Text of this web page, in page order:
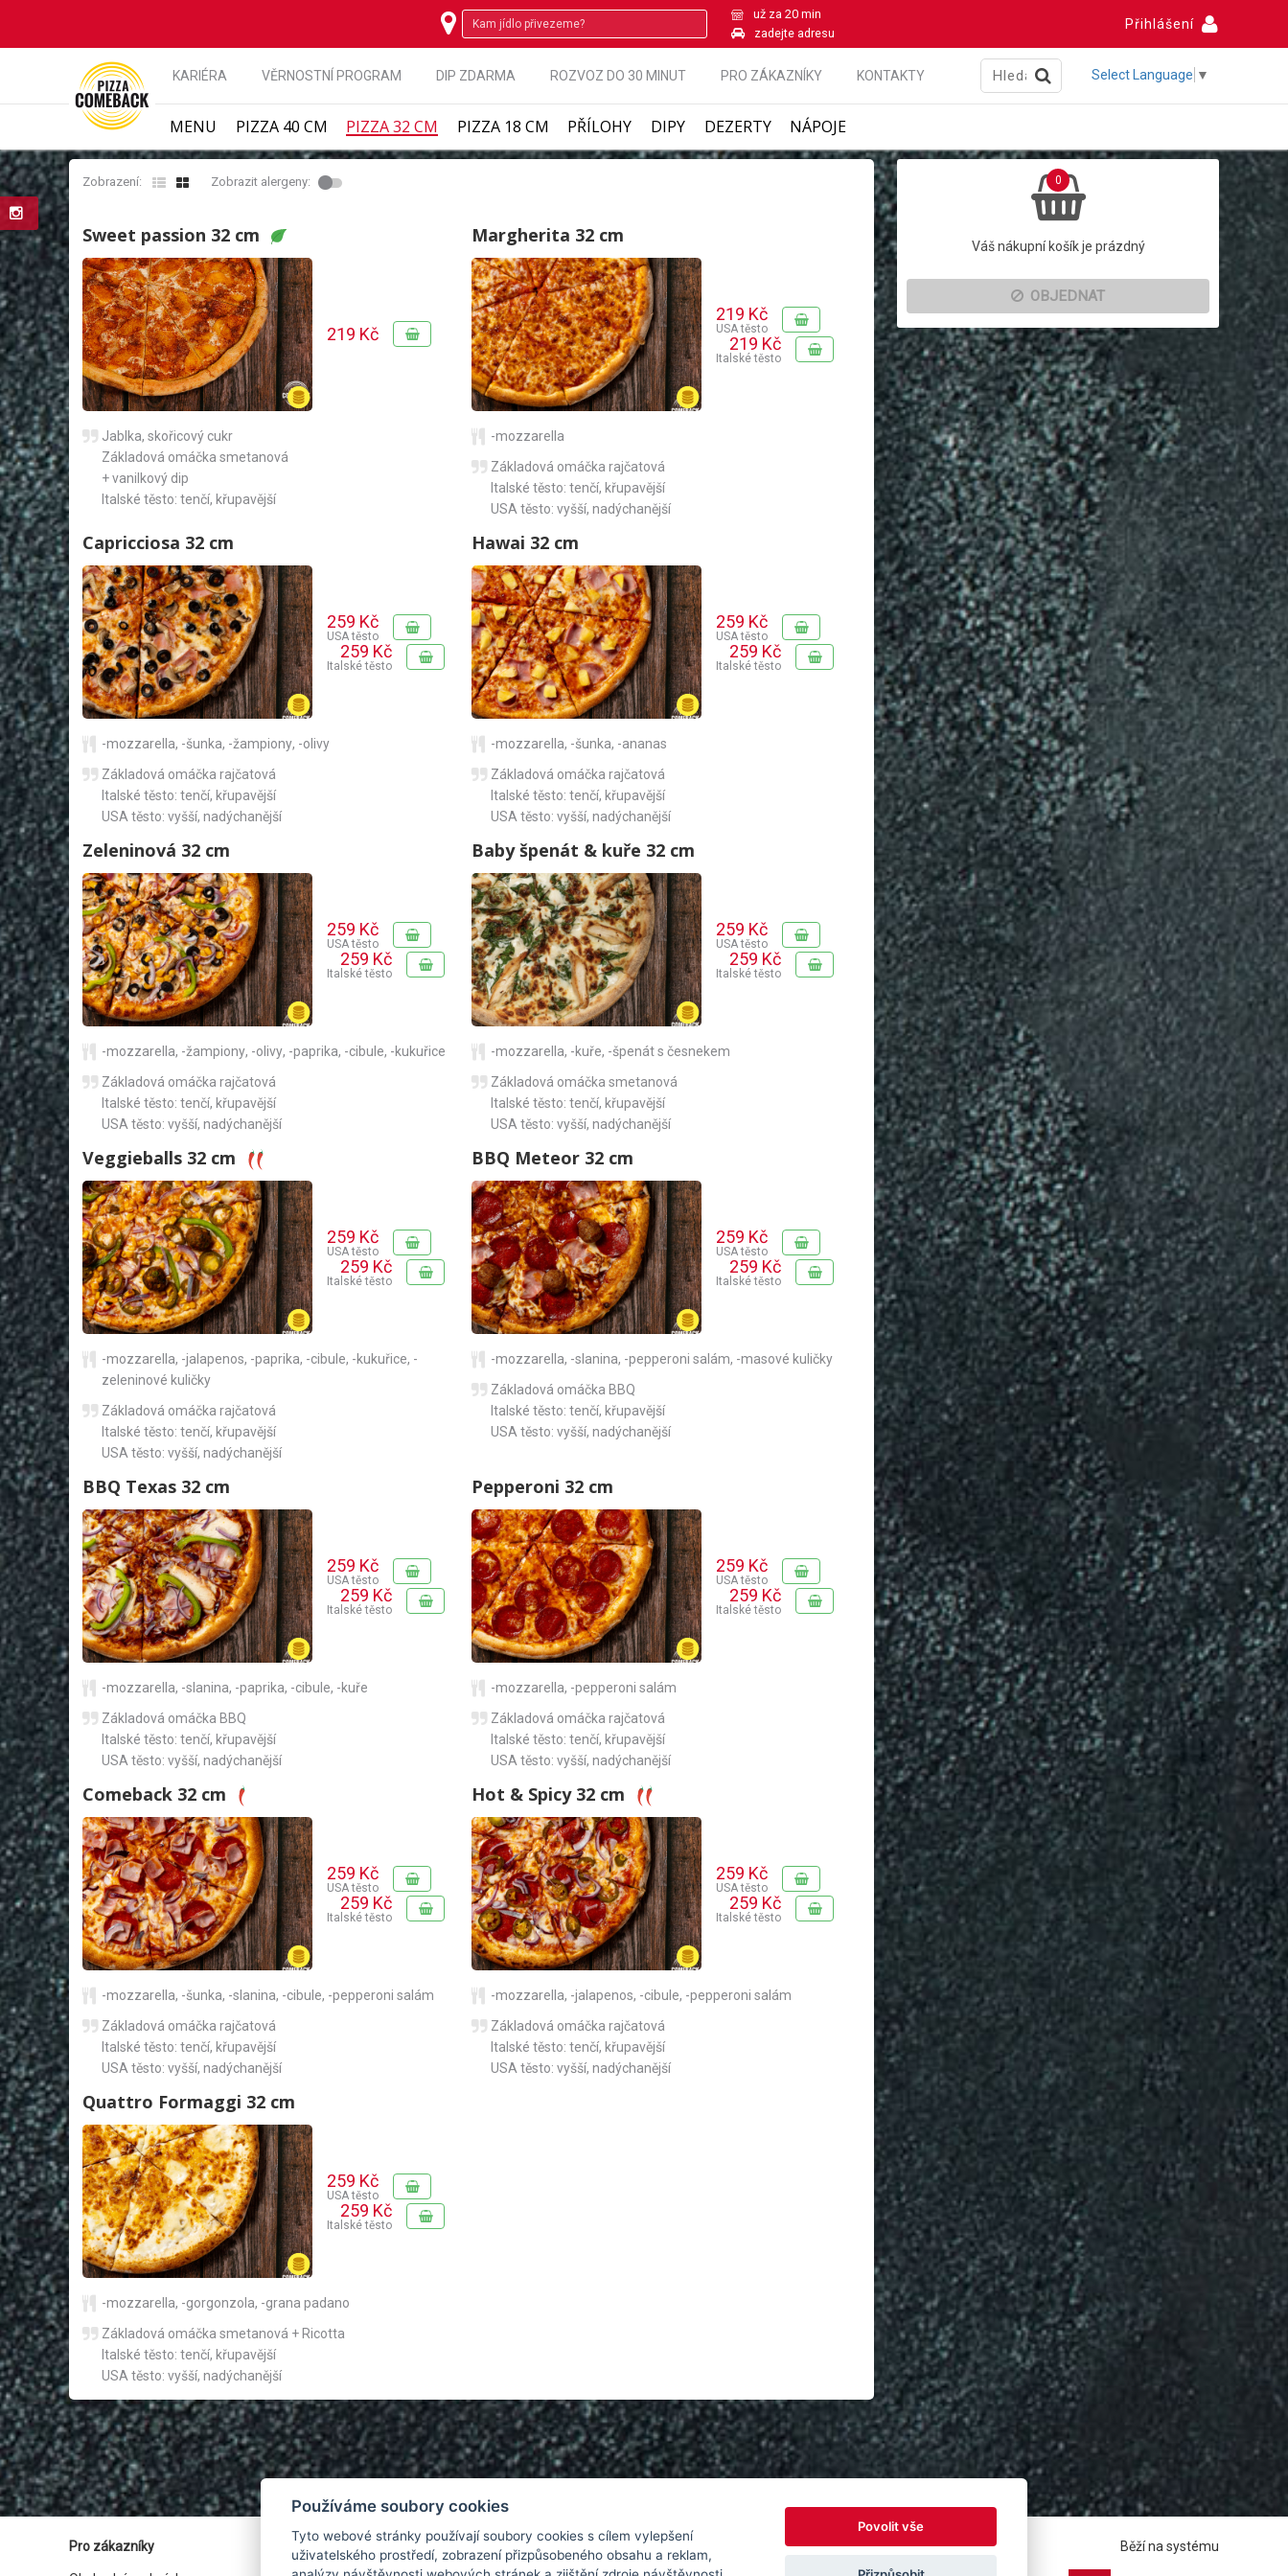
už za 20 min
zadejte adresu
Přihlášení
KARIÉRA VĚRNOSTNÍ PROGRAM DIP ZDARMA ROZVOZ DO 30 MINUT PRO ZÁKAZNÍKY KONTAKTY Select Language ▼
MENU PIZZA 40 CM PIZZA 32 CM PIZZA 18 CM PŘÍLOHY DIPY DEZERTY NÁPOJE
Zobrazení: Zobrazit alergeny:
Sweet passion 32 cm
219 Kč
Jablka, skořicový cukr
Základová omáčka smetanová
+ vanilkový dip
Italské těsto: tenčí, křupavější
Margherita 32 cm
219 Kč
USA těsto
219 Kč
Italské těsto
-mozzarella
Základová omáčka rajčatová
Italské těsto: tenčí, křupavější
USA těsto: vyšší, nadýchanější
Capricciosa 32 cm
259 Kč
USA těsto
259 Kč
Italské těsto
-mozzarella, -šunka, -žampiony, -olivy
Základová omáčka rajčatová
Italské těsto: tenčí, křupavější
USA těsto: vyšší, nadýchanější
Hawai 32 cm
259 Kč
USA těsto
259 Kč
Italské těsto
-mozzarella, -šunka, -ananas
Základová omáčka rajčatová
Italské těsto: tenčí, křupavější
USA těsto: vyšší, nadýchanější
Zeleninová 32 cm
259 Kč
USA těsto
259 Kč
Italské těsto
-mozzarella, -žampiony, -olivy, -paprika, -cibule, -kukuřice
Základová omáčka rajčatová
Italské těsto: tenčí, křupavější
USA těsto: vyšší, nadýchanější
Baby špenát & kuře 32 cm
259 Kč
USA těsto
259 Kč
Italské těsto
-mozzarella, -kuře, -špenát s česnekem
Základová omáčka smetanová
Italské těsto: tenčí, křupavější
USA těsto: vyšší, nadýchanější
Veggieballs 32 cm
259 Kč
USA těsto
259 Kč
Italské těsto
-mozzarella, -jalapenos, -paprika, -cibule, -kukuřice, -
zeleninové kuličky
Základová omáčka rajčatová
Italské těsto: tenčí, křupavější
USA těsto: vyšší, nadýchanější
BBQ Meteor 32 cm
259 Kč
USA těsto
259 Kč
Italské těsto
-mozzarella, -slanina, -pepperoni salám, -masové kuličky
Základová omáčka BBQ
Italské těsto: tenčí, křupavější
USA těsto: vyšší, nadýchanější
BBQ Texas 32 cm
259 Kč
USA těsto
259 Kč
Italské těsto
-mozzarella, -slanina, -paprika, -cibule, -kuře
Základová omáčka BBQ
Italské těsto: tenčí, křupavější
USA těsto: vyšší, nadýchanější
Pepperoni 32 cm
259 Kč
USA těsto
259 Kč
Italské těsto
-mozzarella, -pepperoni salám
Základová omáčka rajčatová
Italské těsto: tenčí, křupavější
USA těsto: vyšší, nadýchanější
Comeback 32 cm
259 Kč
USA těsto
259 Kč
Italské těsto
-mozzarella, -šunka, -slanina, -cibule, -pepperoni salám
Základová omáčka rajčatová
Italské těsto: tenčí, křupavější
USA těsto: vyšší, nadýchanější
Hot & Spicy 32 cm
259 Kč
USA těsto
259 Kč
Italské těsto
-mozzarella, -jalapenos, -cibule, -pepperoni salám
Základová omáčka rajčatová
Italské těsto: tenčí, křupavější
USA těsto: vyšší, nadýchanější
Quattro Formaggi 32 cm
259 Kč
USA těsto
259 Kč
Italské těsto
-mozzarella, -gorgonzola, -grana padano
Základová omáčka smetanová + Ricotta
Italské těsto: tenčí, křupavější
USA těsto: vyšší, nadýchanější
0
Váš nákupní košík je prázdný
OBJEDNAT
Pro zákazníky Běží na systému
Používáme soubory cookies
Tyto webové stránky používají soubory cookies s cílem vylepšení
uživatelského prostředí, zobrazení přizpůsobeného obsahu a reklam,
Povolit vše